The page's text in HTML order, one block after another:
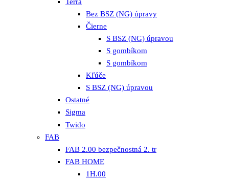
Terra
Bez BSZ (NG) úpravy
Čierne
S BSZ (NG) úpravou
S gombíkom
S gombíkom
Kľúče
S BSZ (NG) úpravou
Ostatné
Sigma
Twido
FAB
FAB 2.00 bezpečnostná 2. tr
FAB HOME
1H.00